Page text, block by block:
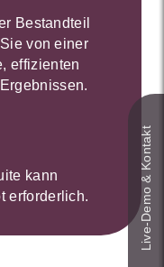
Bestandteil
von einer
effizienten
kann
erforderlich.
Live‑Demo & Kontakt